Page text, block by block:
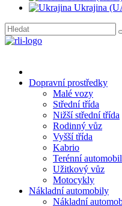
Ukrajina
Dopravní prostředky
Malé vozy
Střední třída
Nižší střední třída
Rodinný vůz
Vyšší třída
Kabrio
Terénní automobil
Užitkový vůz
Motocykly
Nákladní automobily
Nákladní